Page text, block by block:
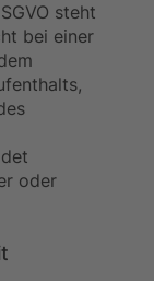
steht
bei einer
oder